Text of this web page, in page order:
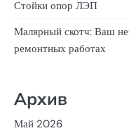
Стойки опор ЛЭП
Малярный скотч: Ваш
ремонтных работах
Архив
Май 2026